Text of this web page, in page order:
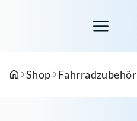
Shop Fahrradzubehör